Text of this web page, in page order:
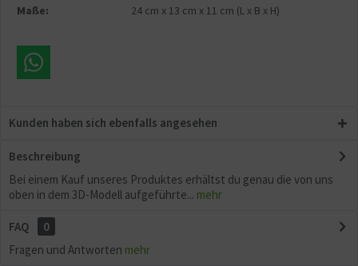
Maße:
24 cm x 13 cm x 11 cm (L x B x H)
Kunden haben sich ebenfalls angesehen
Beschreibung
Bei einem Kauf unseres Produktes erhältst du genau die von uns
oben in dem 3D-Modell aufgeführte... mehr
FAQ
0
Fragen und Antworten mehr